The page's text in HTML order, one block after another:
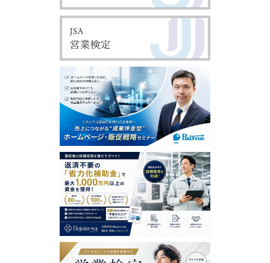
発生した場合、当社は一切の責任を負わないものとしま
【責任の制約】
いかなる状況においても当社は、第三者を介したものも
含め、本ソフトウェアまたはサービスの利用者による使
用または誤用に対する責任を一切負いません。この責任
の制約は、当社が、そのような損害の可能性について通
告されていた場合であっても、それが保証、契約、故意
または無意識による不法行為、その他に基づいているか
どうかによらず、直接、間接、付随、結果的、特殊、懲
戒的および懲罰的損害賠償を回避するために適用されま
す。この責任の制約は、損害が、第三者を介したものも
含め、本ソフトウェアまたはサービスの使用または誤用
および依存の結果であるか、本ソフトウェアまたはサー
ビスを使用できないためか、本ソフトウェアまたはサー
ビスの中断、一時停止、終了のいずれかの結果かにかか
わらず、適用されます。この責任の制約は、権利侵害の
防止方法による本質的目的の不履行にかかわらず法律で
許容された最大の範囲で適用されます。
【禁止事項】
利用者は、日本営業協会において以下の行為をすること